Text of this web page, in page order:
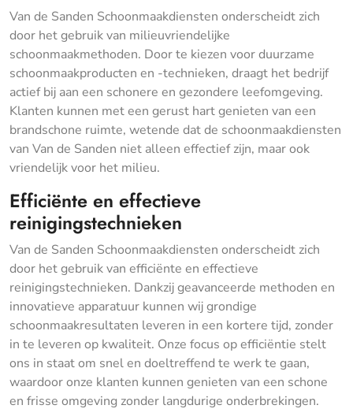
Van de Sanden Schoonmaakdiensten onderscheidt zich
door het gebruik van milieuvriendelijke
schoonmaakmethoden. Door te kiezen voor duurzame
schoonmaakproducten en -technieken, draagt het bedrijf
actief bij aan een schonere en gezondere leefomgeving.
Klanten kunnen met een gerust hart genieten van een
brandschone ruimte, wetende dat de schoonmaakdiensten
van Van de Sanden niet alleen effectief zijn, maar ook
vriendelijk voor het milieu.
Efficiënte en effectieve
reinigingstechnieken
Van de Sanden Schoonmaakdiensten onderscheidt zich
door het gebruik van efficiënte en effectieve
reinigingstechnieken. Dankzij geavanceerde methoden en
innovatieve apparatuur kunnen wij grondige
schoonmaakresultaten leveren in een kortere tijd, zonder
in te leveren op kwaliteit. Onze focus op efficiëntie stelt
ons in staat om snel en doeltreffend te werk te gaan,
waardoor onze klanten kunnen genieten van een schone
en frisse omgeving zonder langdurige onderbrekingen.